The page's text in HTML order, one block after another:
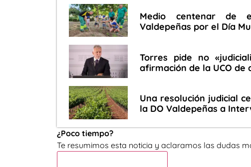
Medio centenar de
Valdepeñas por el Día
Torres pide no
afirmación de la UCO de
Una resolución judicial
la DO Valdepeñas a
¿Poco tiempo?
Te resumimos esta noticia y aclaramos las dudas